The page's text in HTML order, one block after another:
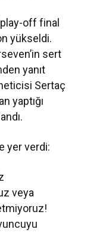
off final
yükseldi.
sert
yanıt
Sertaç
yaptığı
yer verdi:
veya